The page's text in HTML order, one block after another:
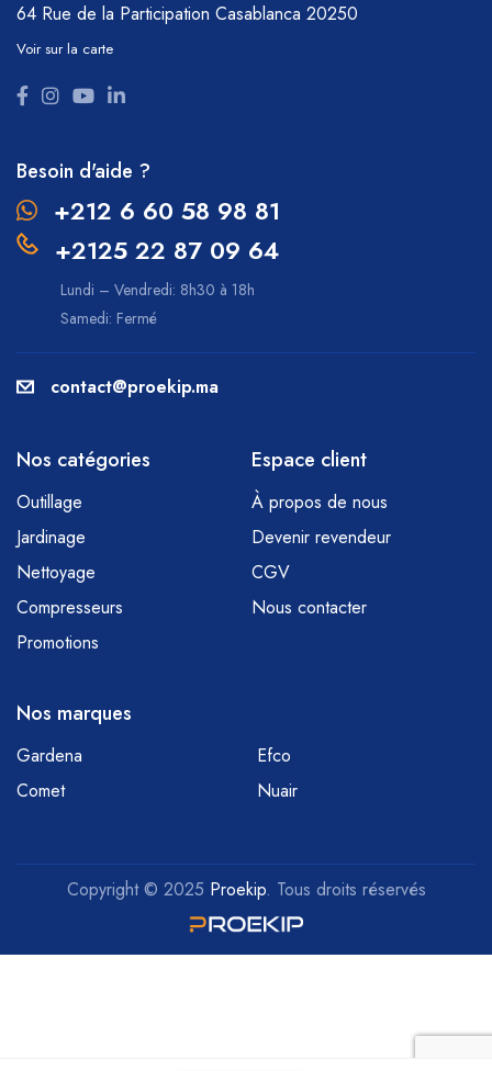
64 Rue de la Participation Casablanca 20250
Voir sur la carte
Besoin d'aide ?
+212 6 60 58 98 81
+2125 22 87 09 64
Lundi – Vendredi: 8h30 à 18h
Samedi: Fermé
contact@proekip.ma
Nos catégories
Outillage
Jardinage
Nettoyage
Compresseurs
Promotions
Espace client
À propos de nous
Devenir revendeur
CGV
Nous contacter
Nos marques
Gardena
Efco
Comet
Nuair
Copyright © 2025 Proekip. Tous droits réservés